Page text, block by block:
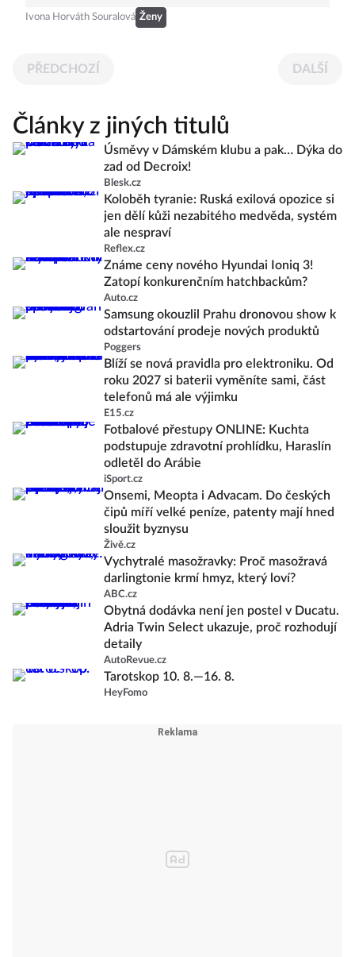
Ivona Horváth Souralová Ženy
PŘEDCHOZÍ DALŠÍ
Články z jiných titulů
Úsměvy v Dámském klubu a pak… Dýka do
zad od Decroix!
Blesk.cz
Koloběh tyranie: Ruská exilová opozice si
jen dělí kůži nezabitého medvěda, systém
ale nespraví
Reflex.cz
Známe ceny nového Hyundai Ioniq 3!
Zatopí konkurenčním hatchbackům?
Auto.cz
Samsung okouzlil Prahu dronovou show k
odstartování prodeje nových produktů
Poggers
Blíží se nová pravidla pro elektroniku. Od
roku 2027 si baterii vyměníte sami, část
telefonů má ale výjimku
E15.cz
Fotbalové přestupy ONLINE: Kuchta
podstupuje zdravotní prohlídku, Haraslín
odletěl do Arábie
iSport.cz
Onsemi, Meopta i Advacam. Do českých
čipů míří velké peníze, patenty mají hned
sloužit byznysu
Živě.cz
Vychytralé masožravky: Proč masožravá
darlingtonie krmí hmyz, který loví?
ABC.cz
Obytná dodávka není jen postel v Ducatu.
Adria Twin Select ukazuje, proč rozhodují
detaily
AutoRevue.cz
Tarotskop 10. 8.—16. 8.
HeyFomo